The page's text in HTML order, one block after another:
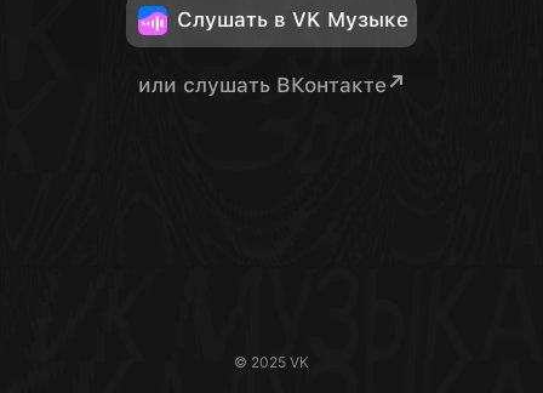
Слушать в VK Музыке
или слушать ВКонтакте
© 2025 VK